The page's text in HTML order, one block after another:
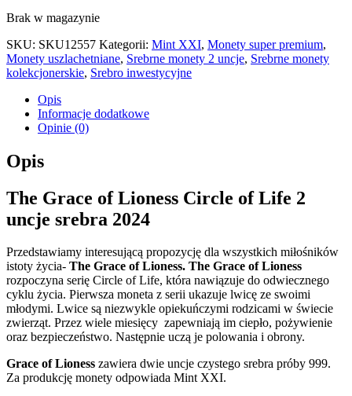
Brak w magazynie
SKU: SKU12557 Kategorii: Mint XXI, Monety super premium,
Monety uszlachetniane, Srebrne monety 2 uncje, Srebrne monety
kolekcjonerskie, Srebro inwestycyjne
Opis
Informacje dodatkowe
Opinie (0)
Opis
The Grace of Lioness Circle of Life 2
uncje srebra 2024
Przedstawiamy interesującą propozycję dla wszystkich miłośników
istoty życia- The Grace of Lioness. The Grace of Lioness
rozpoczyna serię Circle of Life, która nawiązuje do odwiecznego
cyklu życia. Pierwsza moneta z serii ukazuje lwicę ze swoimi
młodymi. Lwice są niezwykle opiekuńczymi rodzicami w świecie
zwierząt. Przez wiele miesięcy zapewniają im ciepło, pożywienie
oraz bezpieczeństwo. Następnie uczą je polowania i obrony.
Grace of Lioness zawiera dwie uncje czystego srebra próby 999.
Za produkcję monety odpowiada Mint XXI.